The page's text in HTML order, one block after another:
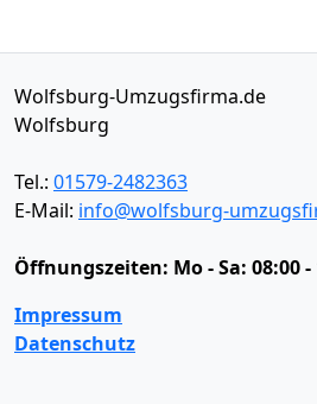
Wolfsburg-Umzugsfirma.de
Wolfsburg
Tel.: 01579-2482363
E-Mail: info@wolfsburg-
Öffnungszeiten: Mo - Sa: 08:00
Impressum
Datenschutz